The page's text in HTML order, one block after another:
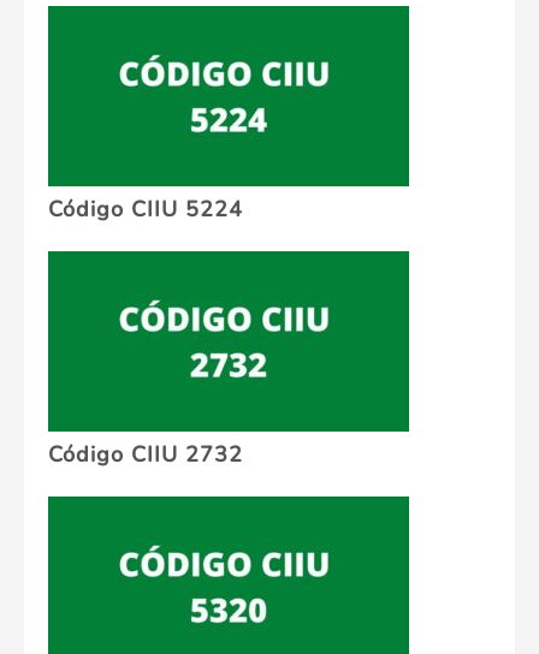
Código CIIU 5224
Código CIIU 2732